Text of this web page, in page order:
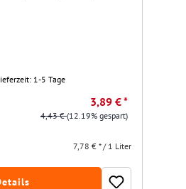
1-5 Tage
3,89 € *
4,43 €(12.19% gespart)
7,78 € * / 1 Liter